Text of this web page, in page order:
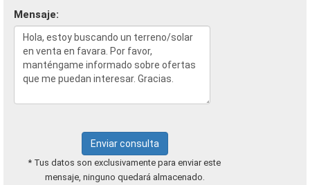
Mensaje:
Enviar consulta
* Tus datos son exclusivamente para enviar este
mensaje, ninguno quedará almacenado.